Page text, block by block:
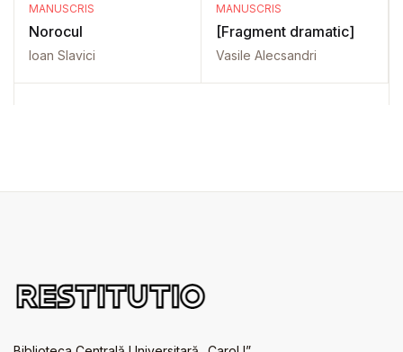
MANUSCRIS
Norocul
Ioan Slavici
MANUSCRIS
[Fragment dramatic]
Vasile Alecsandri